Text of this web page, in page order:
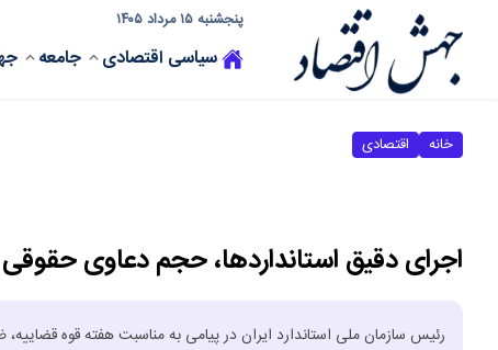
پنجشنبه ۱۵ مرداد ۱۴۰۵
سیاسی اقتصادی جامعه
خانه اقتصادی
اجرای دقیق استانداردها، حجم دعاوی
رئیس سازمان ملی استاندارد ایران در پیامی به مناسبت هفته قوه